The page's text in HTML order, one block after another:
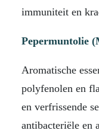
immuniteit en
Pepermuntolie
Aromatische
polyfenolen en
en verfrissende
antibacteriële en